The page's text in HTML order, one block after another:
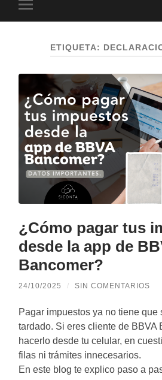
el
ETIQUETA:
¿Cómo pagar tus
desde la app de
Bancomer?
24/10/2025 / SIN COMENTARIOS
Pagar impuestos ya no tiene que
tardado. Si eres cliente de BBVA
hacerlo desde tu celular, en
filas ni trámites innecesarios.
En este blog te explico paso a